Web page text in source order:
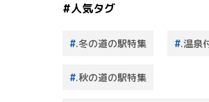
#人気タグ
.冬の道の駅特集 .温泉
.秋の道の駅特集